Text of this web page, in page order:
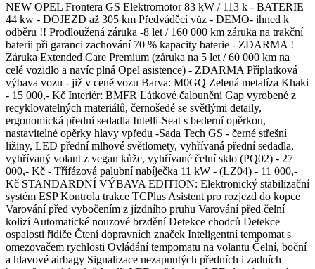
NEW OPEL Frontera GS Elektromotor 83 kW / 113 k - BATERIE
44 kw - DOJEZD až 305 km Předváděcí vůz - DEMO- ihned k
odběru !! Prodloužená záruka -8 let / 160 000 km záruka na trakční
baterii při garanci zachování 70 % kapacity baterie - ZDARMA !
Záruka Extended Care Premium (záruka na 5 let / 60 000 km na
celé vozidlo a navíc plná Opel asistence) - ZDARMA Příplatková
výbava vozu - již v ceně vozu Barva: M0GQ Zelená metalíza Khaki
- 15 000,- Kč Interiér: BMFR Látkové čalounění Gap vyrobené z
recyklovatelných materiálů, černošedé se světlými detaily,
ergonomická přední sedadla Intelli-Seat s bederní opěrkou,
nastavitelné opěrky hlavy vpředu -Sada Tech GS - černé střešní
ližiny, LED přední mlhové světlomety, vyhřívaná přední sedadla,
vyhřívaný volant z vegan kůže, vyhřívané čelní sklo (PQ02) - 27
000,- Kč - Třífázová palubní nabíječka 11 kW - (LZ04) - 11 000,-
Kč STANDARDNÍ VÝBAVA EDITION: Elektronický stabilizační
systém ESP Kontrola trakce TCPlus Asistent pro rozjezd do kopce
Varování před vybočením z jízdního pruhu Varování před čelní
kolizí Automatické nouzové brzdění Detekce chodců Detekce
ospalosti řidiče Čtení dopravních značek Inteligentní tempomat s
omezovačem rychlosti Ovládání tempomatu na volantu Čelní, boční
a hlavové airbagy Signalizace nezapnutých předních i zadních